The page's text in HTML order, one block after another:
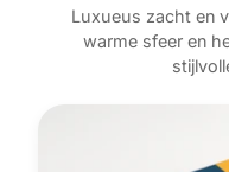
Luxueus zacht en
warme sfeer en